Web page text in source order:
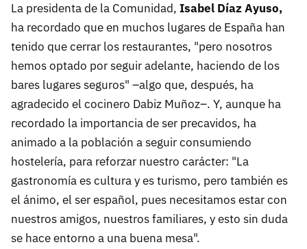
La presidenta de la Comunidad, Isabel Díaz Ayuso,
ha recordado que en muchos lugares de España han
tenido que cerrar los restaurantes, "pero nosotros
hemos optado por seguir adelante, haciendo de los
bares lugares seguros" –algo que, después, ha
agradecido el cocinero Dabiz Muñoz–. Y, aunque ha
recordado la importancia de ser precavidos, ha
animado a la población a seguir consumiendo
hostelería, para reforzar nuestro carácter: "La
gastronomía es cultura y es turismo, pero también es
el ánimo, el ser español, pues necesitamos estar con
nuestros amigos, nuestros familiares, y esto sin duda
se hace entorno a una buena mesa".